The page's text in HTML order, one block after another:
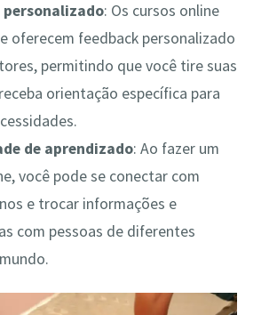
personalizado: Os cursos online
oferecem feedback personalizado
permitindo que você tire suas
orientação específica para
de aprendizado: Ao fazer um
você pode se conectar com
e trocar informações e
com pessoas de diferentes